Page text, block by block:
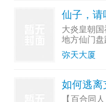
仙子，请
大炎皇朝
地方仙门
了深山的雨
那位篝火
弥天大厦
如何逃离
【百合同